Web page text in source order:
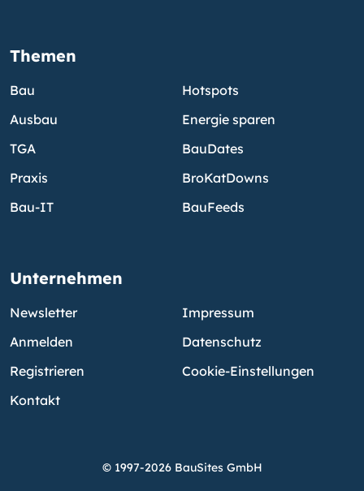
Themen
Bau
Ausbau
TGA
Praxis
Bau-IT
Hotspots
Energie sparen
BauDates
BroKatDowns
BauFeeds
Unternehmen
Newsletter
Anmelden
Registrieren
Kontakt
Impressum
Datenschutz
Cookie-Einstellungen
© 1997-2026 BauSites GmbH